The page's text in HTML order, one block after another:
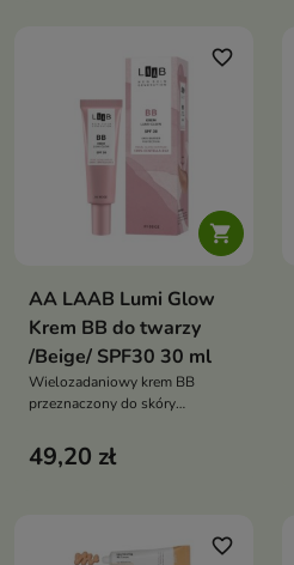
rozświetlające i ochronne,
zapewniając efekt zdrowej,
promiennej cery z naturalnym
wykończeniem lumi skin

favorite_border
AA LAAB Lumi Glow
Krem BB do twarzy
/Beige/ SPF30 30 ml
Wielozadaniowy krem BB
przeznaczony do skóry
pozbawionej blasku i
wymagającej wyrównania
SPF30, pomagając uzyskać
49,20 zł
favorite_border